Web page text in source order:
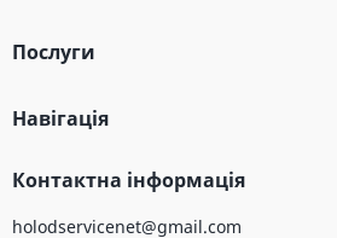
Послуги
Навігація
Контактна інформація
holodservicenet@gmail.com